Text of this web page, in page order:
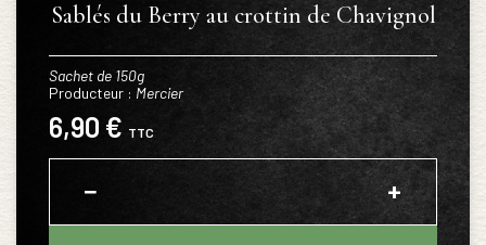
Sablés du Berry au crottin de Chavignol
Sachet de 150g
Producteur : Mercier
6,90 € TTC
− +